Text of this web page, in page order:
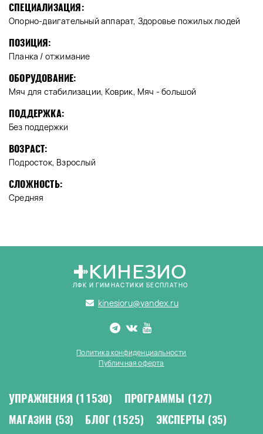
СПЕЦИАЛИЗАЦИЯ:
Опорно-двигательный аппарат, Здоровье пожилых людей
ПОЗИЦИЯ:
Планка / отжимание
ОБОРУДОВАНИЕ:
Мяч для стабилизации, Коврик, Мяч - большой
ПОДДЕРЖКА:
Без поддержки
ВОЗРАСТ:
Подросток, Взрослый
СЛОЖНОСТЬ:
Средняя
КИНЕЗИО
ЛФК И ГИМНАСТИКИ БЕСПЛАТНО
kinesioru@yandex.ru
Политика конфиденциальности
Публичная оферта
УПРАЖНЕНИЯ (11530) ПРОГРАММЫ (127)
МАГАЗИН (53) БЛОГ (1525) ЭКСПЕРТЫ (35)